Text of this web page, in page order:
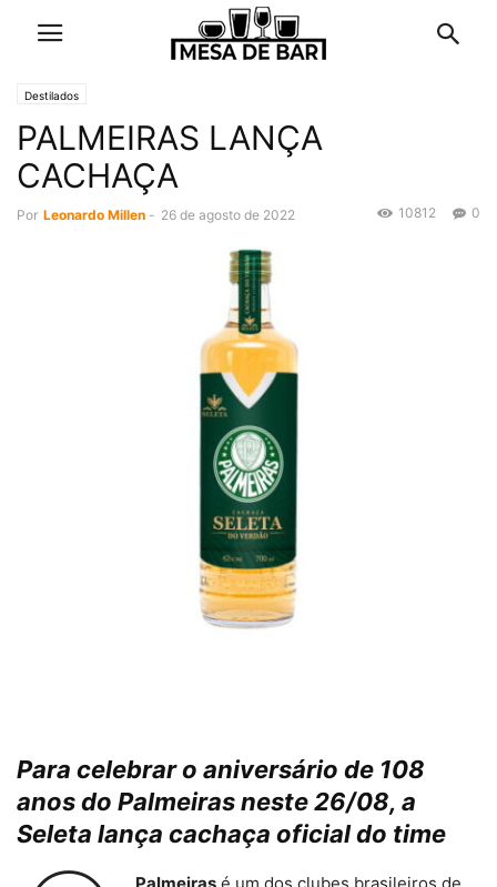
Destilados
PALMEIRAS LANÇA
CACHAÇA
Por Leonardo Millen - 26 de agosto de 2022 0
10812
Para celebrar o aniversário de 108
anos do Palmeiras neste 26/08, a
Seleta lança cachaça oficial do time